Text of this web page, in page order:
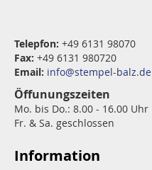
Telepfon: +49 6131 98070
Fax: +49 6131 980720
Email: info@stempel-balz.de
Öffunungszeiten
Mo. bis Do.: 8.00 - 16.00 Uhr
Fr. & Sa. geschlossen
Information